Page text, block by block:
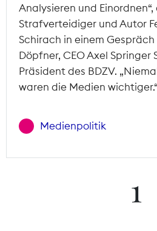
Analysieren und
Strafverteidiger und Autor
Schirach in einem
Döpfner, CEO Axel Springer
Präsident des BDZV.
waren die Medien wichtiger.“
Medienpolitik
1